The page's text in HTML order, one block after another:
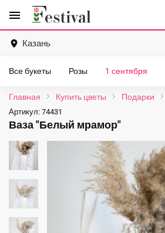
menu
Перейти
содержанию
Казань
Все букеты Розы 1 сентября
Главная Купить цветы Подарки
Артикул: 74431
Ваза "Белый мрамор"